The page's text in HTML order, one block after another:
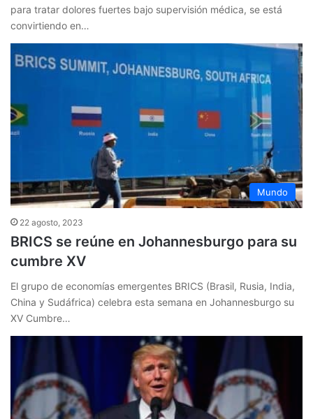
para tratar dolores fuertes bajo supervisión médica, se está
convirtiendo en…
Mundo
22 agosto, 2023
BRICS se reúne en Johannesburgo para su
cumbre XV
El grupo de economías emergentes BRICS (Brasil, Rusia, India,
China y Sudáfrica) celebra esta semana en Johannesburgo su
XV Cumbre…